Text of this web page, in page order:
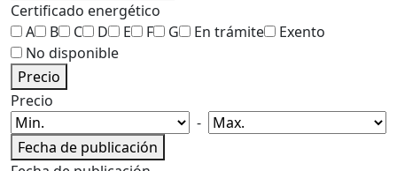
Certificado energético
A
B C D E F G En trámite
Exento
No disponible
Precio
Precio
-
Fecha de publicación